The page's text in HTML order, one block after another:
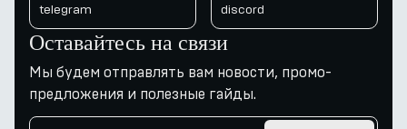
telegram discord
Оставайтесь на связи
Мы будем отправлять вам новости, промо-
предложения и полезные гайды.